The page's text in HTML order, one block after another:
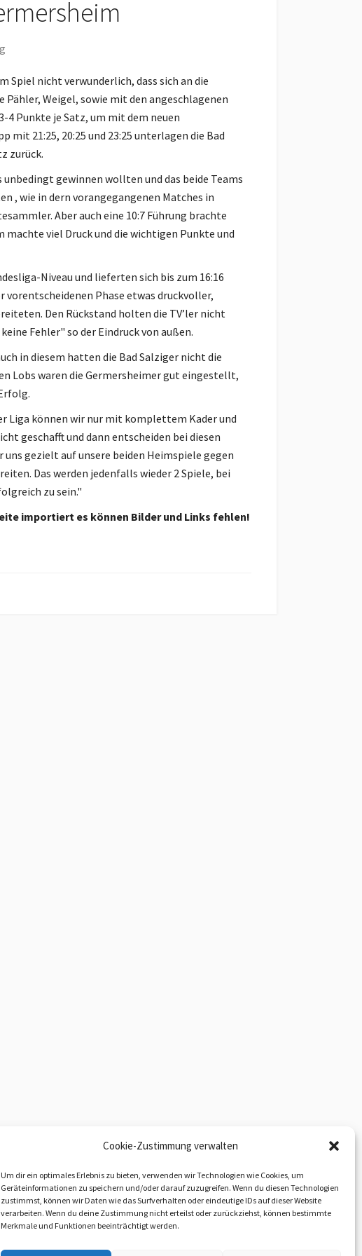
Cookie-Zustimmung verwalten
Um dir ein optimales Erlebnis zu bieten, verwenden wir Technologien wie Cookies, um
Geräteinformationen zu speichern und/oder darauf zuzugreifen. Wenn du diesen Technologien
zustimmst, können wir Daten wie das Surfverhalten oder eindeutige IDs auf dieser Website
verarbeiten. Wenn du deine Zustimmung nicht erteilst oder zurückziehst, können bestimmte
Merkmale und Funktionen beeinträchtigt werden.
Spiel nicht verwunderlich, dass sich an die
Weigel, sowie mit den angeschlagenen
4 Punkte je Satz, um mit dem neuen
mit 21:25, 20:25 und 23:25 unterlagen die Bad
zurück.
unbedingt gewinnen wollten und das beide Teams
, wie in dern vorangegangenen Matches in
Aber auch eine 10:7 Führung brachte
viel Druck und die wichtigen Punkte und
Niveau und lieferten sich bis zum 16:16
vorentscheidenen Phase etwas druckvoller,
Den Rückstand holten die TV’ler nicht
Fehler" so der Eindruck von außen.
in diesem hatten die Bad Salziger nicht die
Lobs waren die Germersheimer gut eingestellt,
Liga können wir nur mit komplettem Kader und
geschafft und dann entscheiden bei diesen
gezielt auf unsere beiden Heimspiele gegen
Das werden jedenfalls wieder 2 Spiele, bei
zu sein."
importiert es können Bilder und Links fehlen!